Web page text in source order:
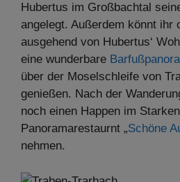
Hubertus im Großbachtal
angelegt. Außerdem könnt ihr
ausgehend von Hubertus‘
eine wunderbare
über der Moselschleife von
genießen. Nach der
noch einen Happen im
Panoramarestaurnt „Schöne
nehmen.